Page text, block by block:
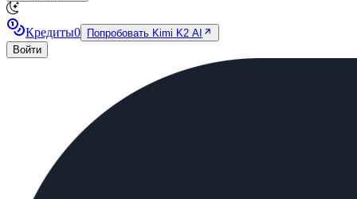
Кредиты0
Попробовать Kimi K2 AI
Войти